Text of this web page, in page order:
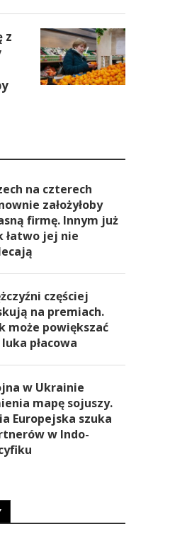
z
na czterech
założyłoby
firmę. Innym już
łatwo jej nie
częściej
na premiach.
może powiększać
luka płacowa
w Ukrainie
mapę sojuszy.
Europejska szuka
w Indo-